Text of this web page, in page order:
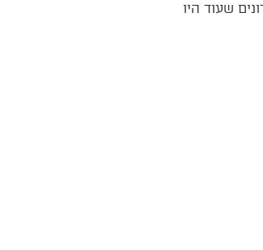
‬למעצר‭ ‬בית‭ ‬חמשת‭ ‬הלוחמים‭ ‬האחרונים‭ ‬שעוד‭ ‬היו‭